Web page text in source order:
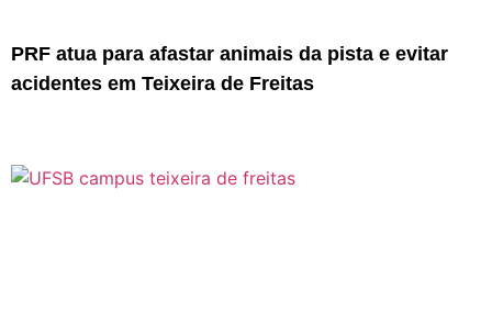
PRF atua para afastar animais da pista e evitar
acidentes em Teixeira de Freitas